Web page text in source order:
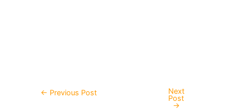
Post← Previous Post Next
Post
→